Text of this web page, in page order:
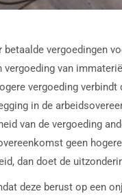
vergoedingen
van
vergoeding
in de
van de vergoeding
geen
dan doet de
deze berust op een